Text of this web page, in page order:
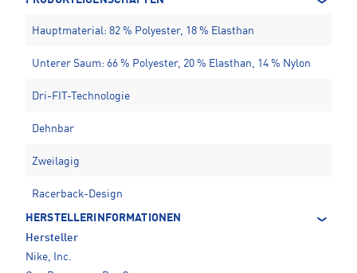
Hauptmaterial: 82 % Polyester, 18 % Elasthan
Unterer Saum: 66 % Polyester, 20 % Elasthan, 14 % Nylon
Dri-FIT-Technologie
Dehnbar
Zweilagig
Racerback-Design
HERSTELLERINFORMATIONEN
Hersteller
Nike, Inc.